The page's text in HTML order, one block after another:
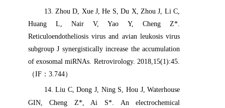
13. Zhou D, Xue J, He S, Du X, Zhou J, Li C,
Huang L, Nair V, Yao Y, Cheng Z*.
Reticuloendotheliosis virus and avian leukosis virus
subgroup J synergistically increase the accumulation
of exosomal miRNAs. Retrovirology. 2018,15(1):45.
（IF： 3.744）
14. Liu C, Dong J, Ning S, Hou J, Waterhouse
GIN, Cheng Z*, Ai S*. An electrochemical